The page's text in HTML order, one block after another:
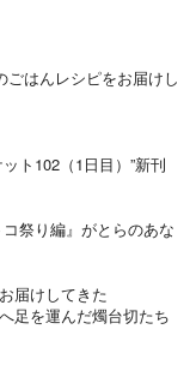
ごはんレシピをお届けし
ト102（1日目）”新刊
祭り編』がとらのあな
届けしてきた
足を運んだ燭台切たち